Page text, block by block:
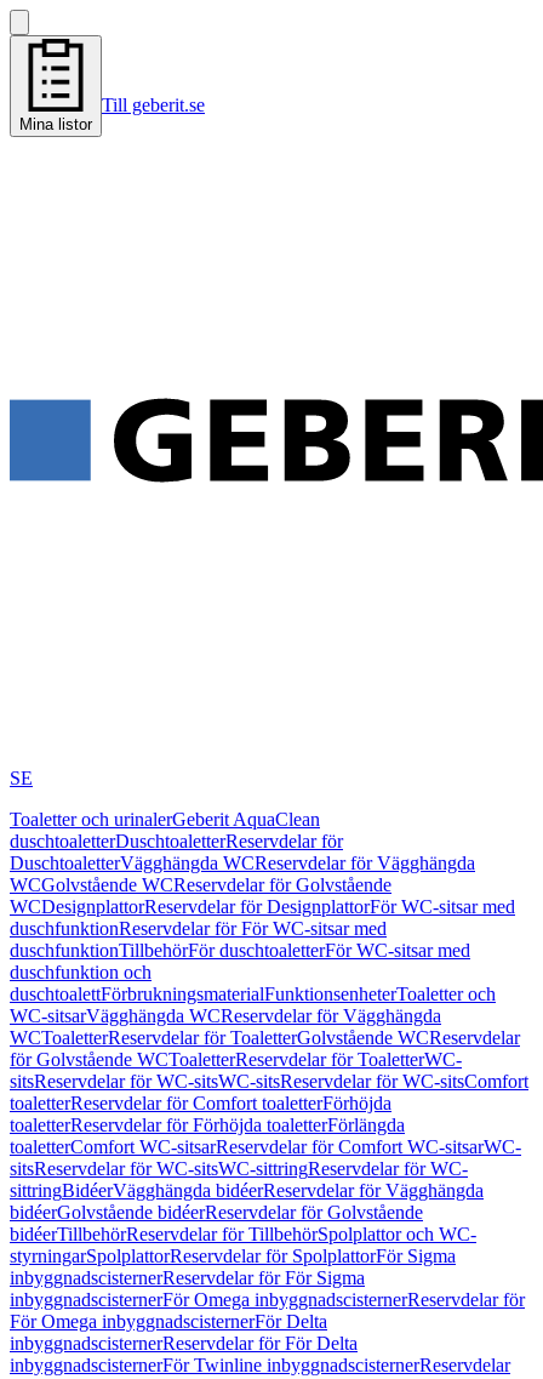
Mina listor
Till geberit.se
SE
Toaletter och urinalerGeberit AquaClean
duschtoaletterDuschtoaletterReservdelar för
DuschtoaletterVägghängda WCReservdelar för Vägghängda
WCGolvstående WCReservdelar för Golvstående
WCDesignplattorReservdelar för DesignplattorFör WC-sitsar med
duschfunktionReservdelar för För WC-sitsar med
duschfunktionTillbehörFör duschtoaletterFör WC-sitsar med
duschfunktion och
duschtoalettFörbrukningsmaterialFunktionsenheterToaletter och
WC-sitsarVägghängda WCReservdelar för Vägghängda
WCToaletterReservdelar för ToaletterGolvstående WCReservdelar
för Golvstående WCToaletterReservdelar för ToaletterWC-
sitsReservdelar för WC-sitsWC-sitsReservdelar för WC-sitsComfort
toaletterReservdelar för Comfort toaletterFörhöjda
toaletterReservdelar för Förhöjda toaletterFörlängda
toaletterComfort WC-sitsarReservdelar för Comfort WC-sitsarWC-
sitsReservdelar för WC-sitsWC-sittringReservdelar för WC-
sittringBidéerVägghängda bidéerReservdelar för Vägghängda
bidéerGolvstående bidéerReservdelar för Golvstående
bidéerTillbehörReservdelar för TillbehörSpolplattor och WC-
styrningarSpolplattorReservdelar för SpolplattorFör Sigma
inbyggnadscisternerReservdelar för För Sigma
inbyggnadscisternerFör Omega inbyggnadscisternerReservdelar för
För Omega inbyggnadscisternerFör Delta
inbyggnadscisternerReservdelar för För Delta
inbyggnadscisternerFör Twinline inbyggnadscisternerReservdelar